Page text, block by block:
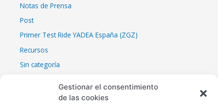
Gestionar el consentimiento
de las cookies
Notas de Prensa
Post
Primer Test Ride YADEA España (ZGZ)
Recursos
Sin categoría
YADEA CES 2023